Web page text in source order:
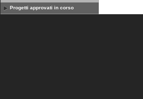
Progetti approvati in corso